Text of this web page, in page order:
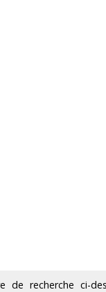
de recherche ci-